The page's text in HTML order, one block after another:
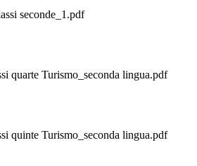
seconde_1.pdf
quarte Turismo_seconda lingua.pdf
quinte Turismo_seconda lingua.pdf